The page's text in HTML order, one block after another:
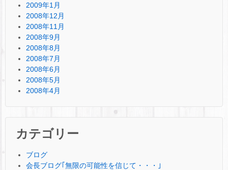
2009年1月
2008年12月
2008年11月
2008年9月
2008年8月
2008年7月
2008年6月
2008年5月
2008年4月
カテゴリー
ブログ
会長ブログ｢無限の可能性を信じて・・・｣